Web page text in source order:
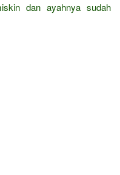
dan ayahnya sudah